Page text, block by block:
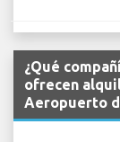
¿Qué
ofrecen
Aeropuerto